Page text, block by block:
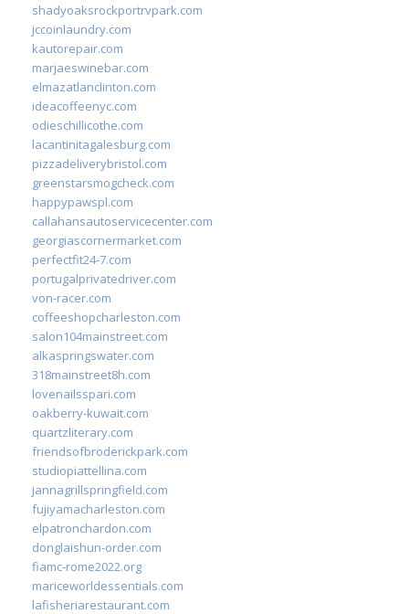
shadyoaksrockportrvpark.com
jccoinlaundry.com
kautorepair.com
marjaeswinebar.com
elmazatlanclinton.com
ideacoffeenyc.com
odieschillicothe.com
lacantinitagalesburg.com
pizzadeliverybristol.com
greenstarsmogcheck.com
happypawspl.com
callahansautoservicecenter.com
georgiascornermarket.com
perfectfit24-7.com
portugalprivatedriver.com
von-racer.com
coffeeshopcharleston.com
salon104mainstreet.com
alkaspringswater.com
318mainstreet8h.com
lovenailsspari.com
oakberry-kuwait.com
quartzliterary.com
friendsofbroderickpark.com
studiopiattellina.com
jannagrillspringfield.com
fujiyamacharleston.com
elpatronchardon.com
donglaishun-order.com
fiamc-rome2022.org
mariceworldessentials.com
lafisheriarestaurant.com